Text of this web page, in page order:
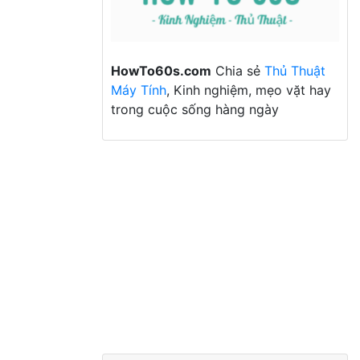
HowTo60s.com Chia sẻ Thủ Thuật
Máy Tính, Kinh nghiệm, mẹo vặt hay
trong cuộc sống hàng ngày